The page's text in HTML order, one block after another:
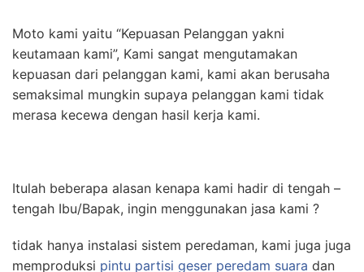
Moto kami yaitu “Kepuasan Pelanggan yakni
keutamaan kami”, Kami sangat mengutamakan
kepuasan dari pelanggan kami, kami akan berusaha
semaksimal mungkin supaya pelanggan kami tidak
merasa kecewa dengan hasil kerja kami.
Itulah beberapa alasan kenapa kami hadir di tengah –
tengah Ibu/Bapak, ingin menggunakan jasa kami ?
tidak hanya instalasi sistem peredaman, kami juga juga
memproduksi pintu partisi geser peredam suara dan